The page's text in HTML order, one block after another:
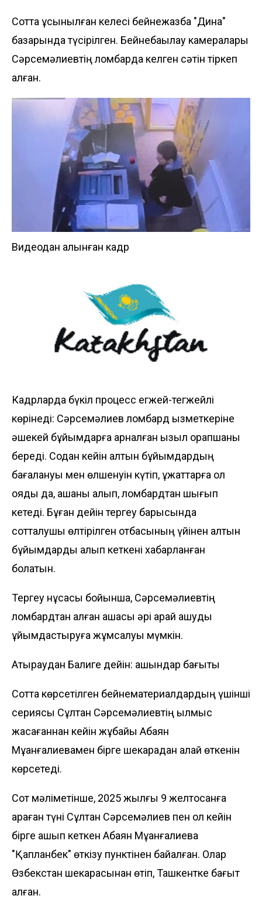
Сотта ұсынылған келесі бейнежазба "Дина"
базарында түсірілген. Бейнебақылау камералары
Сәрсемәлиевтің ломбардқа келген сәтін тіркеп
алған.
Видеодан алынған кадр
Кадрларда бүкіл процесс егжей-тегжейлі
көрінеді: Сәрсемәлиев ломбард қызметкеріне
әшекей бұйымдарға арналған қызыл қорапшаны
береді. Содан кейін алтын бұйымдардың
бағалануы мен өлшенуін күтіп, құжаттарға қол
қояды да, ақшаны алып, ломбардтан шығып
кетеді. Бұған дейін тергеу барысында
сотталушы өлтірілген отбасының үйінен алтын
бұйымдарды алып кеткені хабарланған
болатын.
Тергеу нұсқасы бойынша, Сәрсемәлиевтің
ломбардтан алған ақшасы әрі қарай қашуды
ұйымдастыруға жұмсалуы мүмкін.
Атыраудан Балиге дейін: қашқындар бағыты
Сотта көрсетілген бейнематериалдардың үшінші
сериясы Сұлтан Сәрсемәлиевтің қылмыс
жасағаннан кейін жұбайы Ақбаян
Мұқанғалиевамен бірге шекарадан қалай өткенін
көрсетеді.
Сот мәліметінше, 2025 жылғы 9 желтоқсанға
қараған түні Сұлтан Сәрсемәлиев пен ол кейін
бірге қашып кеткен Ақбаян Мұқанғалиева
"Қапланбек" өткізу пунктінен байқалған. Олар
Өзбекстан шекарасынан өтіп, Ташкентке бағыт
алған.